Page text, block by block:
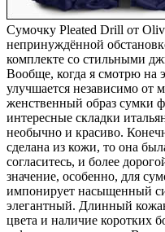
Сумочку Pleated Drill от
непринуждённой
комплекте со стильными
Вообще, когда я смотрю на
улучшается независимо от
женственный образ сумки
интересные складки
необычно и красиво.
сделана из кожи, то она
согласитесь, и более
значение, особенно, для
импонирует насыщенный
элегантный. Длинный
цвета и наличие коротких